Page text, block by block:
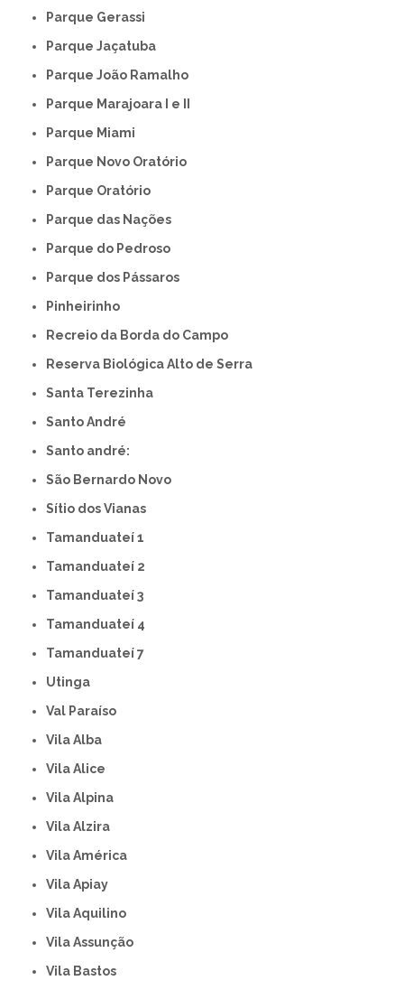
Parque Gerassi
Parque Jaçatuba
Parque João Ramalho
Parque Marajoara I e II
Parque Miami
Parque Novo Oratório
Parque Oratório
Parque das Nações
Parque do Pedroso
Parque dos Pássaros
Pinheirinho
Recreio da Borda do Campo
Reserva Biológica Alto de Serra
Santa Terezinha
Santo André
Santo andré:
São Bernardo Novo
Sítio dos Vianas
Tamanduateí 1
Tamanduateí 2
Tamanduateí 3
Tamanduateí 4
Tamanduateí 7
Utinga
Val Paraíso
Vila Alba
Vila Alice
Vila Alpina
Vila Alzira
Vila América
Vila Apiay
Vila Aquilino
Vila Assunção
Vila Bastos